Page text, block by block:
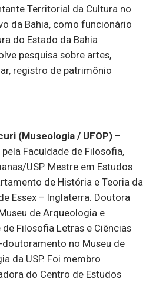
Territorial da Cultura no
da Bahia, como funcionário
do Estado da Bahia
pesquisa sobre artes,
registro de patrimônio
(Museologia / UFOP) –
Faculdade de Filosofia,
USP. Mestre em Estudos
de História e Teoria da
Essex – Inglaterra. Doutora
de Arqueologia e
Filosofia Letras e Ciências
doutoramento no Museu de
da USP. Foi membro
do Centro de Estudos